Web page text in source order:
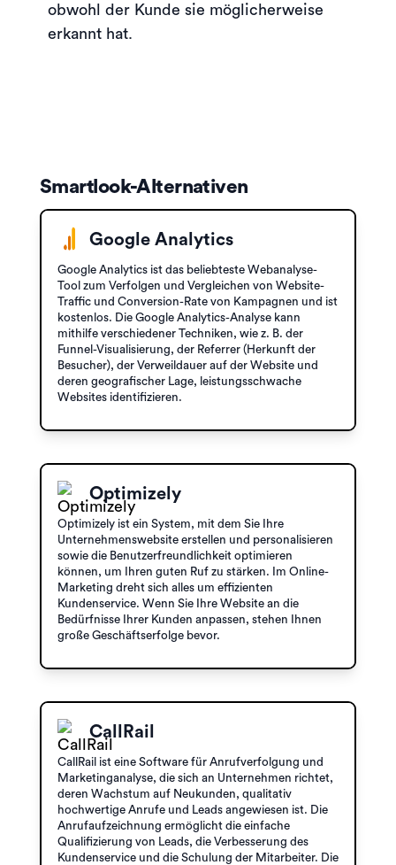
obwohl der Kunde sie möglicherweise
erkannt hat.
Smartlook-Alternativen
Google Analytics
Google Analytics ist das beliebteste Webanalyse-
Tool zum Verfolgen und Vergleichen von Website-
Traffic und Conversion-Rate von Kampagnen und ist
kostenlos. Die Google Analytics-Analyse kann
mithilfe verschiedener Techniken, wie z. B. der
Funnel-Visualisierung, der Referrer (Herkunft der
Besucher), der Verweildauer auf der Website und
deren geografischer Lage, leistungsschwache
Websites identifizieren.
Optimizely
Optimizely ist ein System, mit dem Sie Ihre
Unternehmenswebsite erstellen und personalisieren
sowie die Benutzerfreundlichkeit optimieren
können, um Ihren guten Ruf zu stärken. Im Online-
Marketing dreht sich alles um effizienten
Kundenservice. Wenn Sie Ihre Website an die
Bedürfnisse Ihrer Kunden anpassen, stehen Ihnen
große Geschäftserfolge bevor.
CallRail
CallRail ist eine Software für Anrufverfolgung und
Marketinganalyse, die sich an Unternehmen richtet,
deren Wachstum auf Neukunden, qualitativ
hochwertige Anrufe und Leads angewiesen ist. Die
Anrufaufzeichnung ermöglicht die einfache
Qualifizierung von Leads, die Verbesserung des
Kundenservice und die Schulung der Mitarbeiter. Die